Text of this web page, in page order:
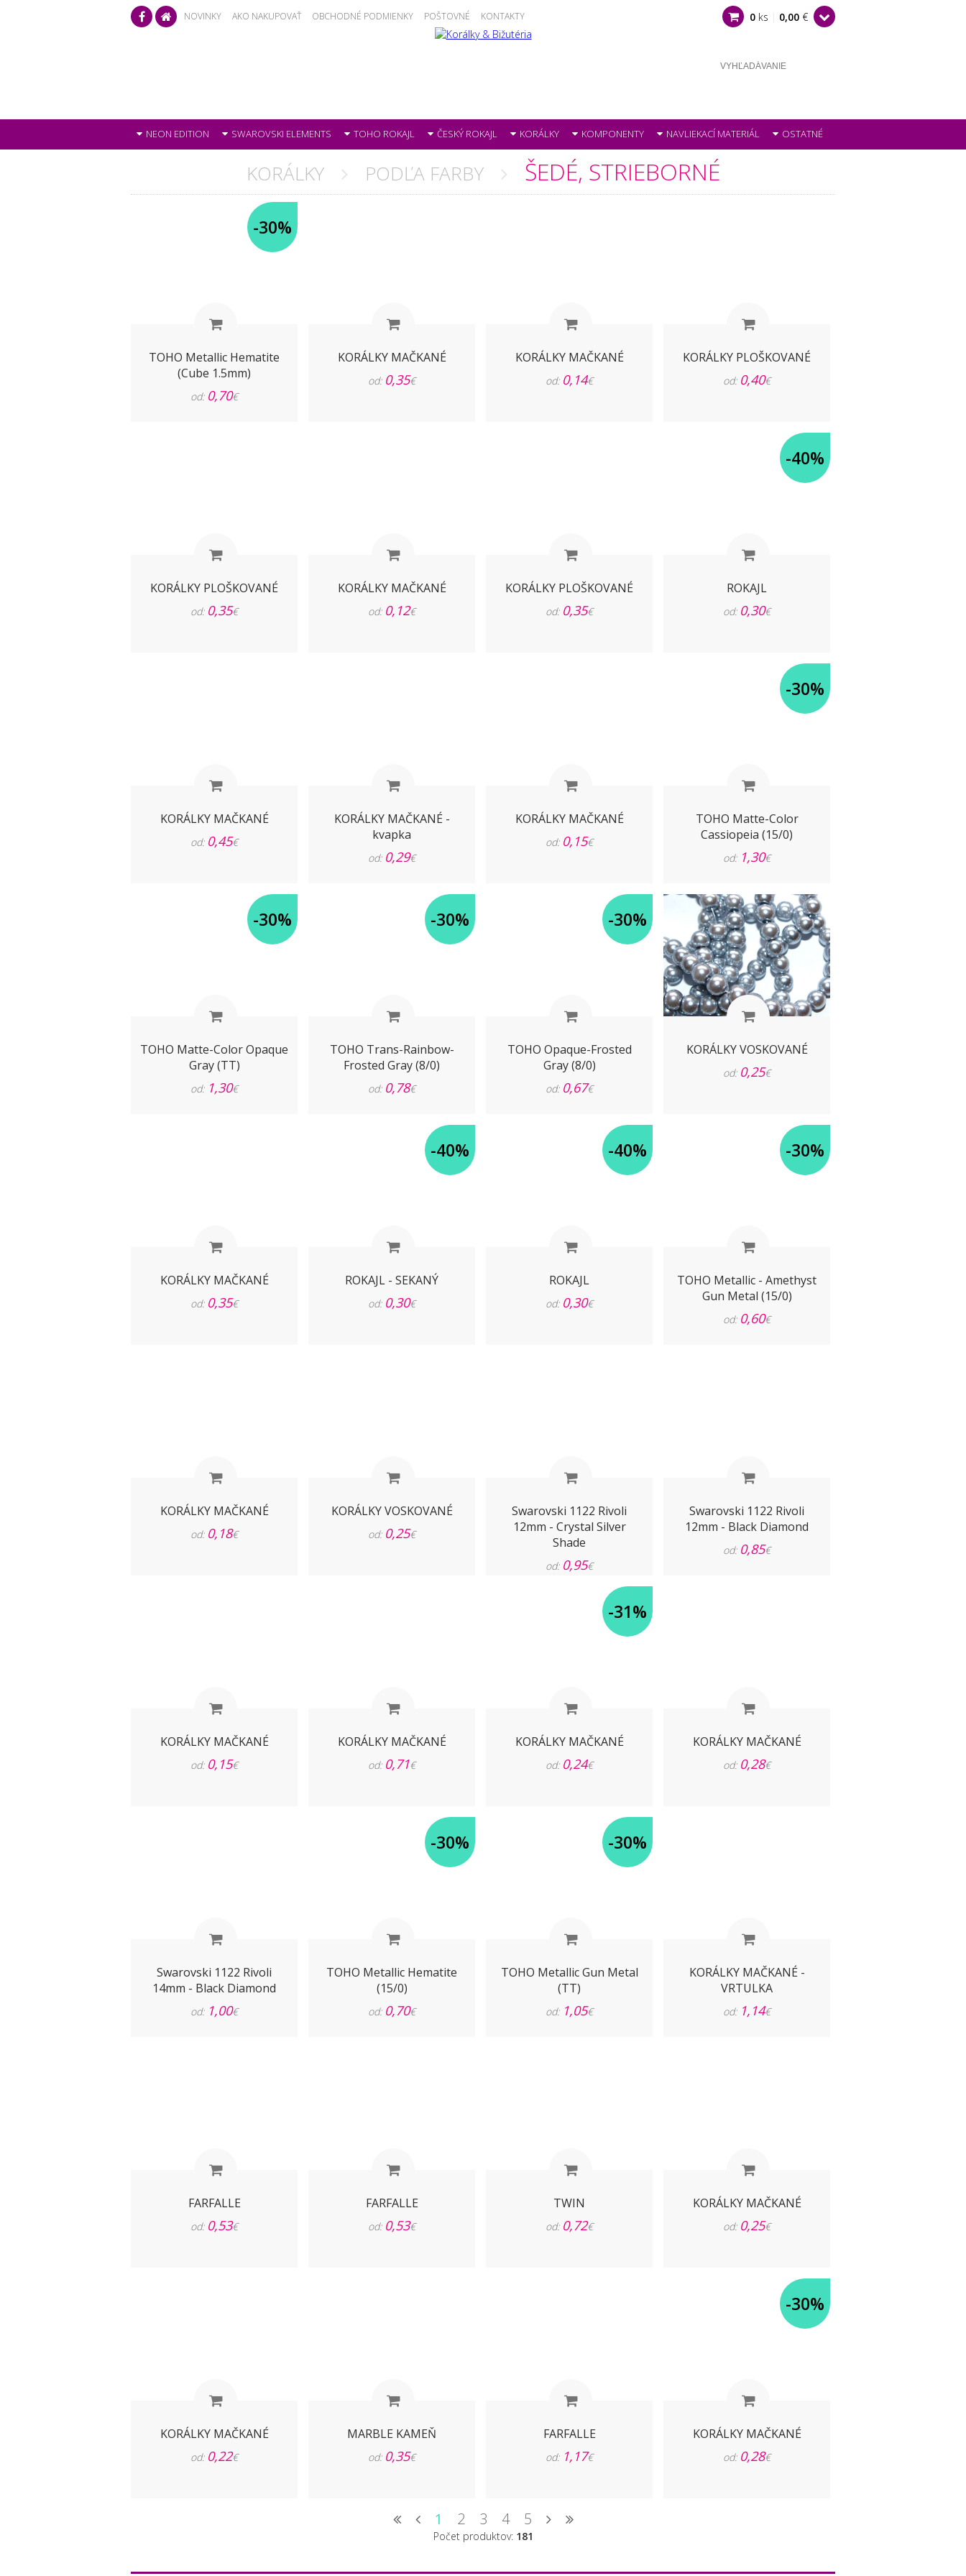
NOVINKY AKO NAKUPOVAŤ OBCHODNÉ PODMIENKY POŠTOVNÉ KONTAKTY 0 ks 0,00 €
NEON EDITION SWAROVSKI ELEMENTS TOHO ROKAJL ČESKÝ ROKAJL KORÁLKY KOMPONENTY NAVLIEKACÍ MATERIÁL OSTATNÉ
KORÁLKY PODĽA FARBY ŠEDÉ, STRIEBORNÉ
-30%
TOHO Metallic Hematite
(Cube 1.5mm)
od: 0,70€
KORÁLKY MAČKANÉ
od: 0,35€
KORÁLKY MAČKANÉ
od: 0,14€
KORÁLKY PLOŠKOVANÉ
od: 0,40€
KORÁLKY PLOŠKOVANÉ
od: 0,35€
KORÁLKY MAČKANÉ
od: 0,12€
KORÁLKY PLOŠKOVANÉ
od: 0,35€
-40%
ROKAJL
od: 0,30€
KORÁLKY MAČKANÉ
od: 0,45€
KORÁLKY MAČKANÉ -
kvapka
od: 0,29€
KORÁLKY MAČKANÉ
od: 0,15€
-30%
TOHO Matte-Color
Cassiopeia (15/0)
od: 1,30€
-30%
TOHO Matte-Color Opaque
Gray (TT)
od: 1,30€
-30%
TOHO Trans-Rainbow-
Frosted Gray (8/0)
od: 0,78€
-30%
TOHO Opaque-Frosted
Gray (8/0)
od: 0,67€
KORÁLKY VOSKOVANÉ
od: 0,25€
KORÁLKY MAČKANÉ
od: 0,35€
-40%
ROKAJL - SEKANÝ
od: 0,30€
-40%
ROKAJL
od: 0,30€
-30%
TOHO Metallic - Amethyst
Gun Metal (15/0)
od: 0,60€
KORÁLKY MAČKANÉ
od: 0,18€
KORÁLKY VOSKOVANÉ
od: 0,25€
Swarovski 1122 Rivoli
12mm - Crystal Silver
Shade
od: 0,95€
Swarovski 1122 Rivoli
12mm - Black Diamond
od: 0,85€
KORÁLKY MAČKANÉ
od: 0,15€
KORÁLKY MAČKANÉ
od: 0,71€
-31%
KORÁLKY MAČKANÉ
od: 0,24€
KORÁLKY MAČKANÉ
od: 0,28€
Swarovski 1122 Rivoli
14mm - Black Diamond
od: 1,00€
-30%
TOHO Metallic Hematite
(15/0)
od: 0,70€
-30%
TOHO Metallic Gun Metal
(TT)
od: 1,05€
KORÁLKY MAČKANÉ -
VRTULKA
od: 1,14€
FARFALLE
od: 0,53€
FARFALLE
od: 0,53€
TWIN
od: 0,72€
KORÁLKY MAČKANÉ
od: 0,25€
KORÁLKY MAČKANÉ
od: 0,22€
MARBLE KAMEŇ
od: 0,35€
FARFALLE
od: 1,17€
-30%
KORÁLKY MAČKANÉ
od: 0,28€
1 2 3 4 5
Počet produktov: 181